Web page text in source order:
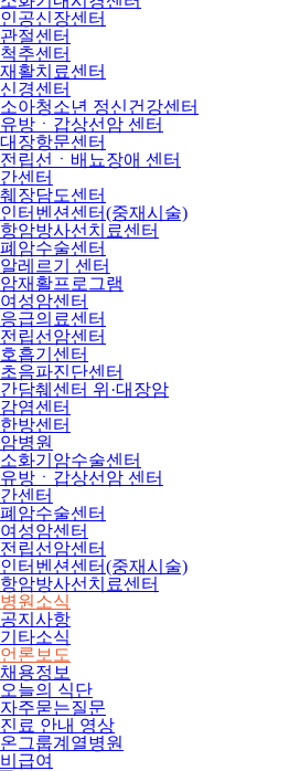
인공신장센터
관절센터
척추센터
재활치료센터
신경센터
소아청소년 정신건강센터
유방ㆍ갑상선암 센터
대장항문센터
전립선ㆍ배뇨장애 센터
간센터
췌장담도센터
인터벤션센터(중재시술)
항암방사선치료센터
폐암수술센터
알레르기 센터
암재활프로그램
여성암센터
응급의료센터
전립선암센터
호흡기센터
초음파진단센터
간담췌센터 위·대장암
감염센터
한방센터
암병원
소화기암수술센터
유방ㆍ갑상선암 센터
간센터
폐암수술센터
여성암센터
전립선암센터
인터벤션센터(중재시술)
항암방사선치료센터
병원소식
공지사항
기타소식
언론보도
채용정보
오늘의 식단
자주묻는질문
진료 안내 영상
온그룹계열병원
비급여